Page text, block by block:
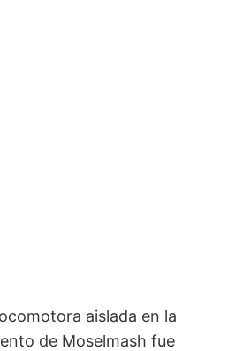
aislada en la
de Moselmash fue